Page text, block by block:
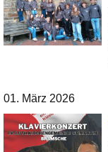
01. März 2026